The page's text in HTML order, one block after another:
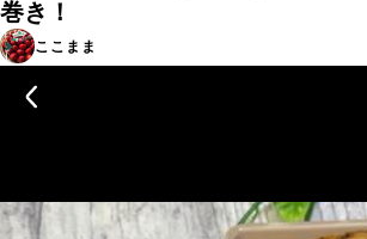
巻き！
ここまま